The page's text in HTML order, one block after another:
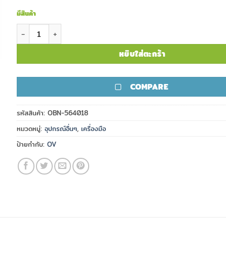
มีสินค้า
จำนวน ชุดไขควง WHEELER รุ่น Precision Micro Screwdriver ชิ้น
หยิบใส่ตะกร้า
COMPARE
รหัสสินค้า: OBN-564018
หมวดหมู่: อุปกรณ์อื่นๆ, เครื่องมือ
ป้ายกำกับ: OV